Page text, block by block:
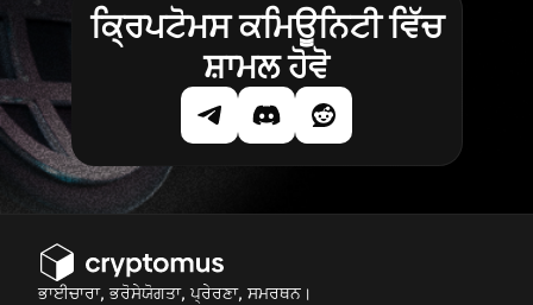
ਕ੍ਰਿਪਟੋਮਸ ਕਮਿਊਨਿਟੀ ਵਿੱਚ
ਸ਼ਾਮਲ ਹੋਵੋ
ਭਾਈਚਾਰਾ, ਭਰੋਸੇਯੋਗਤਾ, ਪ੍ਰੇਰਣਾ, ਸਮਰਥਨ।